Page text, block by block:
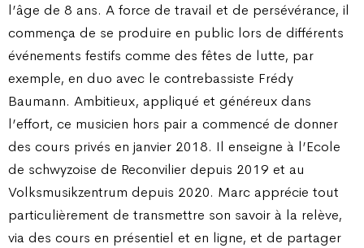
l’âge de 8 ans. A force de travail et de persévérance, il
commença de se produire en public lors de différents
événements festifs comme des fêtes de lutte, par
exemple, en duo avec le contrebassiste Frédy
Baumann. Ambitieux, appliqué et généreux dans
l’effort, ce musicien hors pair a commencé de donner
des cours privés en janvier 2018. Il enseigne à l’Ecole
de schwyzoise de Reconvilier depuis 2019 et au
Volksmusikzentrum depuis 2020. Marc apprécie tout
particulièrement de transmettre son savoir à la relève,
via des cours en présentiel et en ligne, et de partager